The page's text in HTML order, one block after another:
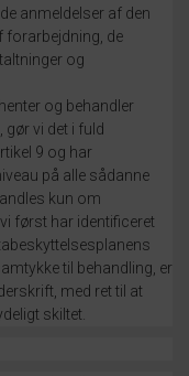
anmeldelser af den
forarbejdning, de
og
og behandler
vi det i fuld
9 og har
på alle sådanne
kun om
først har identificeret
til behandling, er
med ret til at
skiltet.